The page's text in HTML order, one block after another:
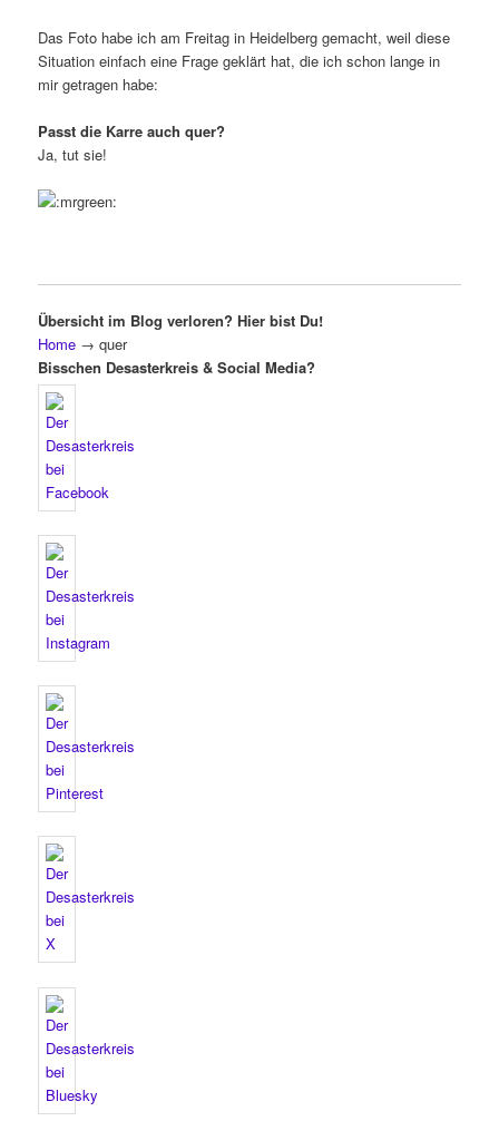
Das Foto habe ich am Freitag in Heidelberg gemacht, weil diese
Situation einfach eine Frage geklärt hat, die ich schon lange in
mir getragen habe:
Passt die Karre auch quer?
Ja, tut sie!
Übersicht im Blog verloren? Hier bist Du!
Home → quer
Bisschen Desasterkreis & Social Media?